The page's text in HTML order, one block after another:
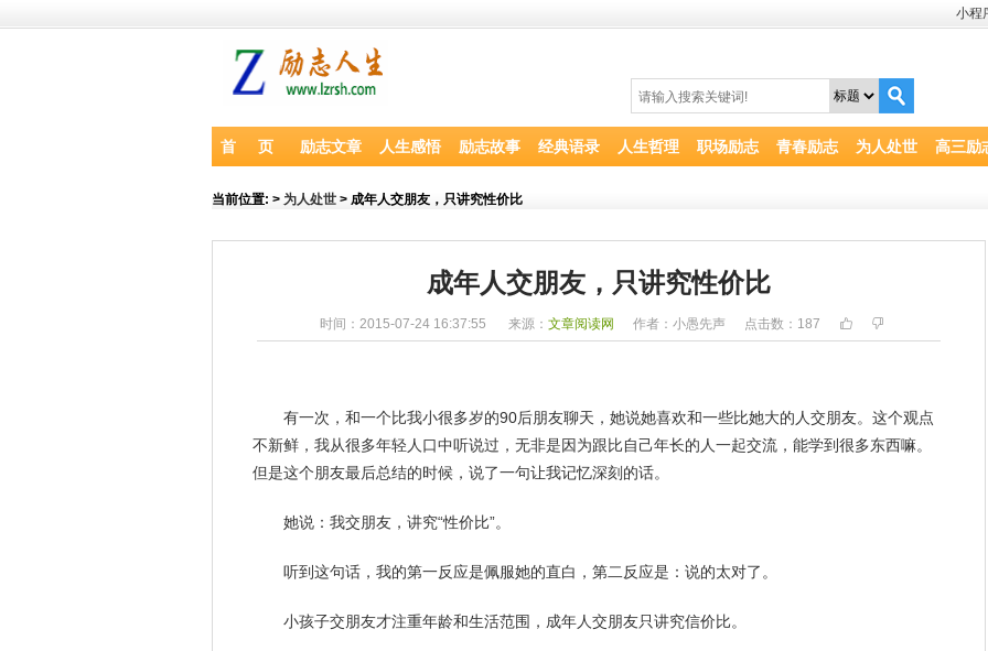
小程
首 页 励志文章 人生感悟 励志故事 经典语录 人生哲理 职场励志 青春励志 为人处世 高三励
当前位置: > 为人处世 > 成年人交朋友，只讲究性价比
成年人交朋友，只讲究性价比
时间：2015-07-24 16:37:55 来源： 文章阅读网 作者：小愚先声 点击数： 187
有一次，和一个比我小很多岁的90后朋友聊天，她说她喜欢和一些比她大的人交朋友。这个观点
不新鲜，我从很多年轻人口中听说过，无非是因为跟比自己年长的人一起交流，能学到很多东西嘛。
但是这个朋友最后总结的时候，说了一句让我记忆深刻的话。
她说：我交朋友，讲究“性价比”。
听到这句话，我的第一反应是佩服她的直白，第二反应是：说的太对了。
小孩子交朋友才注重年龄和生活范围，成年人交朋友只讲究信价比。